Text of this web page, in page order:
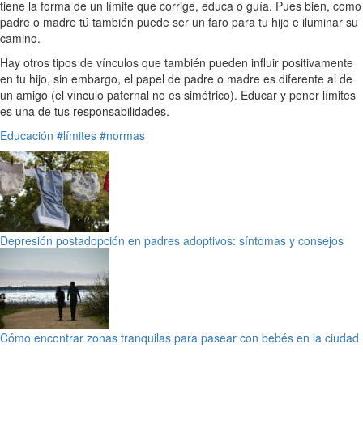
tiene la forma de un límite que corrige, educa o guía. Pues bien, como
padre o madre tú también puede ser un faro para tu hijo e iluminar su
camino.
Hay otros tipos de vínculos que también pueden influir positivamente
en tu hijo, sin embargo, el papel de padre o madre es diferente al de
un amigo (el vínculo paternal no es simétrico). Educar y poner límites
es una de tus responsabilidades.
Educación #límites #normas
Depresión postadopción en padres adoptivos: síntomas y consejos
Cómo encontrar zonas tranquilas para pasear con bebés en la ciudad